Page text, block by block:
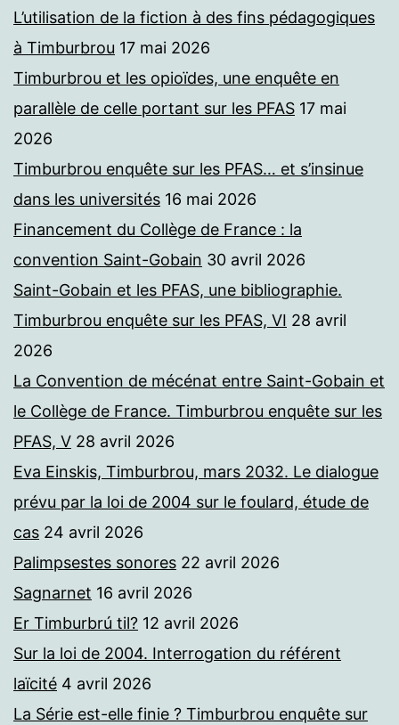
L’utilisation de la fiction à des fins pédagogiques
à Timburbrou 17 mai 2026
Timburbrou et les opioïdes, une enquête en
parallèle de celle portant sur les PFAS 17 mai
2026
Timburbrou enquête sur les PFAS… et s’insinue
dans les universités 16 mai 2026
Financement du Collège de France : la
convention Saint-Gobain 30 avril 2026
Saint-Gobain et les PFAS, une bibliographie.
Timburbrou enquête sur les PFAS, VI 28 avril
2026
La Convention de mécénat entre Saint-Gobain et
le Collège de France. Timburbrou enquête sur les
PFAS, V 28 avril 2026
Eva Einskis, Timburbrou, mars 2032. Le dialogue
prévu par la loi de 2004 sur le foulard, étude de
cas 24 avril 2026
Palimpsestes sonores 22 avril 2026
Sagnarnet 16 avril 2026
Er Timburbrú til? 12 avril 2026
Sur la loi de 2004. Interrogation du référent
laïcité 4 avril 2026
La Série est-elle finie ? Timburbrou enquête sur